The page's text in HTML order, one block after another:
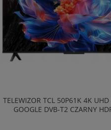
FIGURKA INTERAKTYWNA
PTASZEK ZE ŚWIECĄCYMI